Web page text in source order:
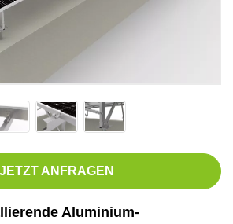
JETZT ANFRAGEN
Aluminium-